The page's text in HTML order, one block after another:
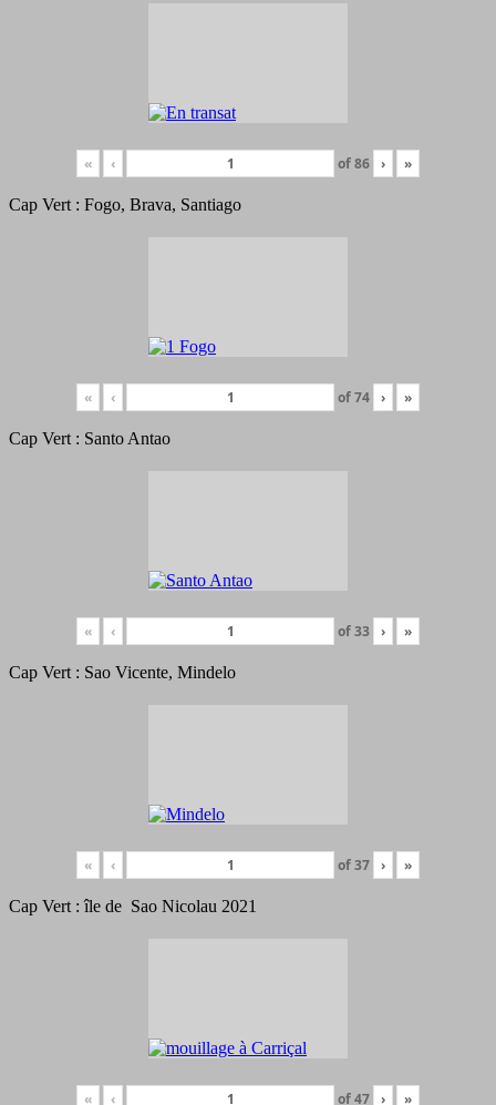
« ‹ of86 › »
Cap Vert : Fogo, Brava, Santiago
« ‹ of74 › »
Cap Vert : Santo Antao
« ‹ of33 › »
Cap Vert : Sao Vicente, Mindelo
« ‹ of37 › »
Cap Vert : île de Sao Nicolau 2021
« ‹ of47 › »